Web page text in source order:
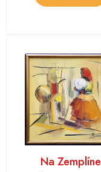
Na Zemplíne